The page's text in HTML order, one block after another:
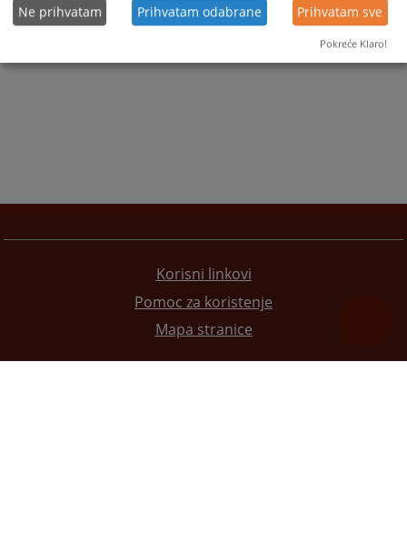
Korisni linkovi
Pomoc za koristenje
Mapa stranice
Ne prihvatam Prihvatam odabrane Prihvatam sve
Pokreće Klaro!